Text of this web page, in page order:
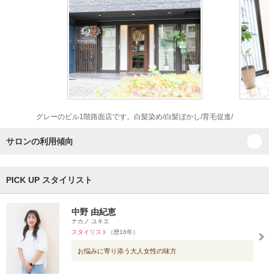
グレーのビル1階路面店です。白髪染め/白髪ぼかし/育毛促進/
サロンの利用傾向
PICK UP スタイリスト
中野 由紀恵
ナカノ ユキエ
スタイリスト
（歴16年）
お悩みに寄り添う大人女性の味方